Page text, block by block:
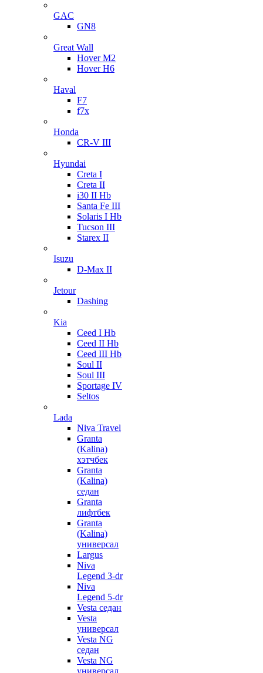
GAC
GN8
Great Wall
Hover M2
Hover H6
Haval
F7
f7x
Honda
CR-V III
Hyundai
Creta I
Creta II
i30 II Hb
Santa Fe III
Solaris I Hb
Tucson III
Starex II
Isuzu
D-Max II
Jetour
Dashing
Kia
Ceed I Hb
Ceed II Hb
Ceed III Hb
Soul II
Soul III
Sportage IV
Seltos
Lada
Niva Travel
Granta
(Kalina)
хэтчбек
Granta
(Kalina)
седан
Granta
лифтбек
Granta
(Kalina)
универсал
Largus
Niva
Legend 3-dr
Niva
Legend 5-dr
Vesta седан
Vesta
универсал
Vesta NG
седан
Vesta NG
универсал